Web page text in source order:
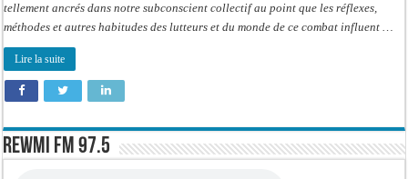
hommes
singent
tellement ancrés dans notre subconscient collectif au point que les réflexes,
méthodes et autres habitudes des lutteurs et du monde de ce combat influent …
Lire la suite
Rewmi FM 97.5